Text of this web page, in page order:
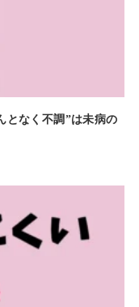
となく不調”は未病の